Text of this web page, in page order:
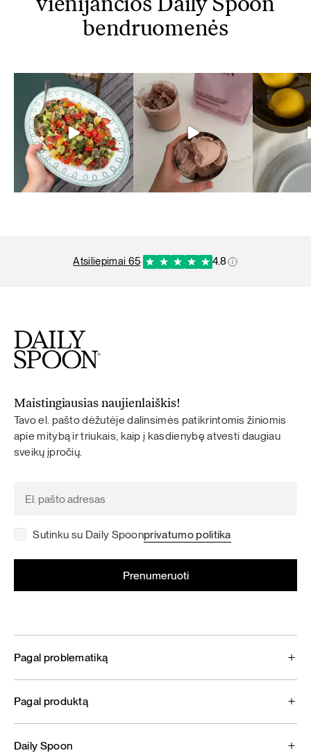
vienijančios Daily Spoon
bendruomenės
atsiliepimai 65· 4.8
Maistingiausias naujienlaiškis!
Tavo el. pašto dėžutėje dalinsimės patikrintomis žiniomis
apie mitybą ir triukais, kaip į kasdienybę atvesti daugiau
sveikų įpročių.
Sutinku su Daily Spoonprivatumo politika
Pagal problematiką
Pagal produktą
Daily Spoon